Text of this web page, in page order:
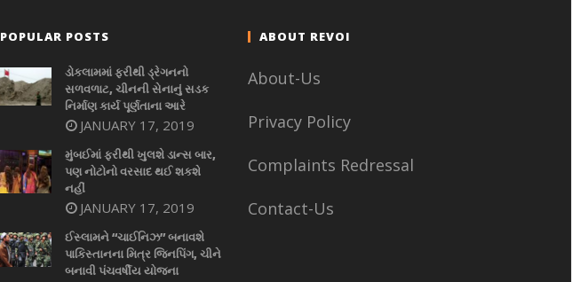
POPULAR POSTS
ડોકલામમાં ફરીથી ડ્રેગનનો
સળવળાટ, ચીનની સેનાનું સડક
નિર્માણ કાર્ય પૂર્ણતાના આરે
JANUARY 17, 2019
મુંબઈમાં ફરીથી ખુલશે ડાન્સ બાર,
પણ નોટોનો વરસાદ થઈ શકશે
નહીં
JANUARY 17, 2019
ઈસ્લામને “ચાઈનિઝ” બનાવશે
પાકિસ્તાનના મિત્ર જિનપિંગ, ચીને
બનાવી પંચવર્ષીય યોજના
ABOUT REVOI
About-Us
Privacy Policy
Complaints Redressal
Contact-Us